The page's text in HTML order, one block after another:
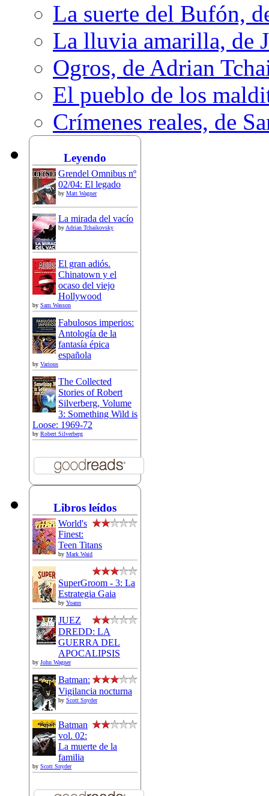
La suerte del Bufón,
La lluvia amarilla, de
Ogros, de Adrian
El pueblo de los
Crímenes reales, de
Leyendo
Grendel Omnibus nº
02/04: El legado
by Matt Wagner
La mirada del vacío
byAdrian Tchaikovsky
El gran adiós.
Chinatown y el
ocaso del viejo
Hollywood
by Sam Wasson
Fabulosos imperios:
Antología de la
fantasía épica
española
by Various
The Collected
Stories of Robert
Silverberg, Volume
3: Something Wild is
Loose: 1969-72
by Robert Silverberg
Libros leídos
World's
Finest:
Teen Titans
by Mark Waid
SuperGroom - 3: La
Estrategia Gaia
by Yoann
JUEZ
DREDD: LA
GUERRA DEL
APOCALIPSIS
by John Wagner
Batman:
Vigilancia nocturna
by Scott Snyder
Batman
vol. 02:
La muerte de la
familia
by Scott Snyder